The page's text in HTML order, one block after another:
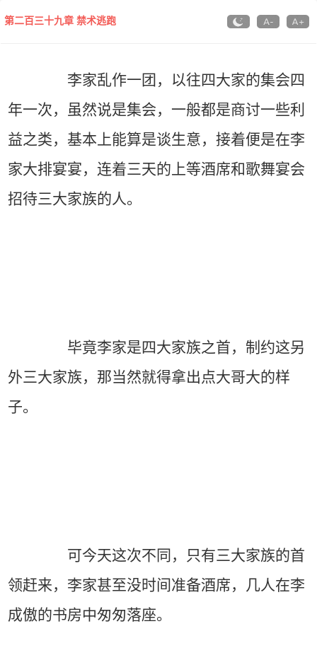
第二百三十九章 禁术逃跑
李家乱作一团，以往四大家的集会四
年一次，虽然说是集会，一般都是商讨一些利
益之类，基本上能算是谈生意，接着便是在李
家大排宴宴，连着三天的上等酒席和歌舞宴会
招待三大家族的人。
毕竟李家是四大家族之首，制约这另
外三大家族，那当然就得拿出点大哥大的样
子。
可今天这次不同，只有三大家族的首
领赶来，李家甚至没时间准备酒席，几人在李
成傲的书房中匆匆落座。